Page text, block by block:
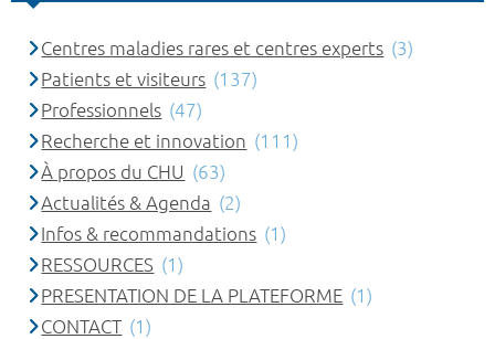
Centres maladies rares et centres experts (3)
Patients et visiteurs (137)
Professionnels (47)
Recherche et innovation (111)
À propos du CHU (63)
Actualités & Agenda (2)
Infos & recommandations (1)
RESSOURCES (1)
PRESENTATION DE LA PLATEFORME (1)
CONTACT (1)